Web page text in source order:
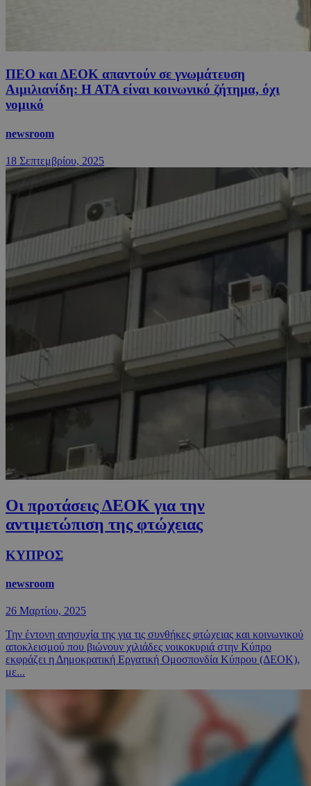
ΠΕΟ και ΔΕΟΚ απαντούν σε γνωμάτευση
Αιμιλιανίδη: Η ΑΤΑ είναι κοινωνικό ζήτημα, όχι
νομικό
newsroom
18 Σεπτεμβρίου, 2025
Οι προτάσεις ΔΕΟΚ για την
αντιμετώπιση της φτώχειας
ΚΥΠΡΟΣ
newsroom
26 Μαρτίου, 2025
Την έντονη ανησυχία της για τις συνθήκες φτώχειας και κοινωνικού
αποκλεισμού που βιώνουν χιλιάδες νοικοκυριά στην Κύπρο
εκφράζει η Δημοκρατική Εργατική Ομοσπονδία Κύπρου (ΔΕΟΚ),
με...